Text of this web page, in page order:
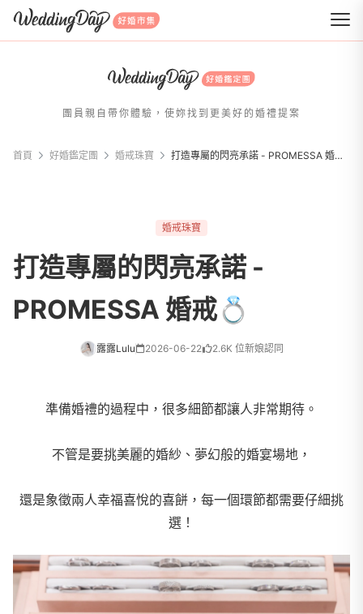
WeddingDay 好婚市集
團員親自帶你體驗，使妳找到更美好的婚禮提案
首頁 好婚鑑定團 婚戒珠寶 打造專屬的閃亮承諾 - PROMESSA 婚戒💍
婚戒珠寶
打造專屬的閃亮承諾 -
PROMESSA 婚戒💍
露露Lulu 2026-06-22 2.6K 位新娘認同
準備婚禮的過程中，很多細節都讓人非常期待。
不管是要挑美麗的婚紗、夢幻般的婚宴場地，
還是象徵兩人幸福喜悅的喜餅，每一個環節都需要仔細挑
選！